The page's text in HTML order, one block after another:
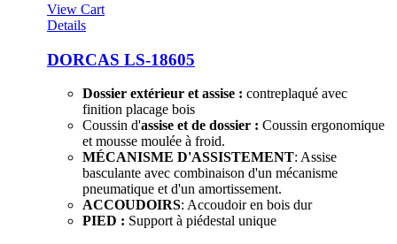
View Cart
Details
DORCAS LS-18605
Dossier extérieur et assise : contreplaqué avec
finition placage bois
Coussin d'assise et de dossier : Coussin ergonomique
et mousse moulée à froid.
MÉCANISME D'ASSISTEMENT: Assise
basculante avec combinaison d'un mécanisme
pneumatique et d'un amortissement.
ACCOUDOIRS: Accoudoir en bois dur
PIED : Support à piédestal unique